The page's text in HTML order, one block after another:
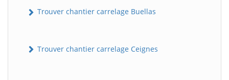
Trouver chantier carrelage Buellas
Trouver chantier carrelage Ceignes